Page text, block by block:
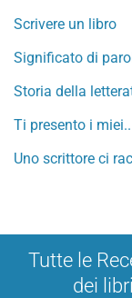
Scrivere un libro
Significato di
Storia della
Ti presento i
Uno scrittore ci
Tutte le
dei